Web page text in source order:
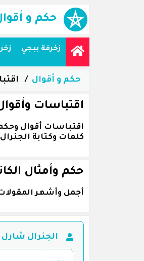
حكم و
زخرفة ببجي
حكم و أقوال
اقتباسات
كلمات وكتابة
حكم وأمثال
أجمل وأشهر
الجنرال